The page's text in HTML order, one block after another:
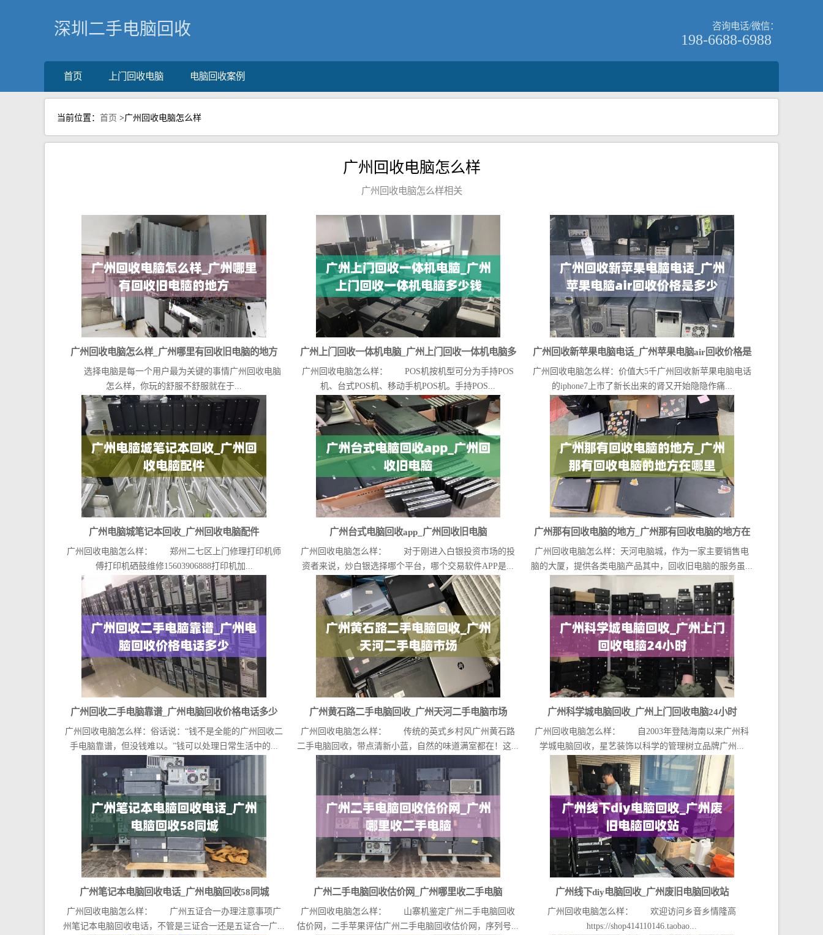
深圳二手电脑回收 咨询电话/微信：
198-6688-6988
首页 上门回收电脑 电脑回收案例
当前位置： 首页 >广州回收电脑怎么样
广州回收电脑怎么样
广州回收电脑怎么样相关
广州回收电脑怎么样_广州哪里有回收旧电脑的地方
选择电脑是每一个用户最为关键的事情广州回收电脑
怎么样，你玩的舒服不舒服就在于...
广州上门回收一体机电脑_广州上门回收一体机电脑多
少钱
广州回收电脑怎么样： POS机按机型可分为手持POS
机、台式POS机、移动手机POS机。手持POS...
广州回收新苹果电脑电话_广州苹果电脑air回收价格是
多少
广州回收电脑怎么样：价值大5千广州回收新苹果电脑电话
的iphone7上市了新长出来的肾又开始隐隐作痛...
广州电脑城笔记本回收_广州回收电脑配件
广州回收电脑怎么样： 郑州二七区上门修理打印机师
傅打印机硒鼓维修15603906888打印机加...
广州台式电脑回收app_广州回收旧电脑
广州回收电脑怎么样： 对于刚进入白银投资市场的投
资者来说，炒白银选择哪个平台，哪个交易软件APP是...
广州那有回收电脑的地方_广州那有回收电脑的地方在
哪里
广州回收电脑怎么样：天河电脑城，作为一家主要销售电
脑的大厦，提供各类电脑产品其中，回收旧电脑的服务虽...
广州回收二手电脑靠谱_广州电脑回收价格电话多少
广州回收电脑怎么样：俗话说：“钱不是全能的广州回收二
手电脑靠谱，但没钱难以。”钱可以处理日常生活中的...
广州黄石路二手电脑回收_广州天河二手电脑市场
广州回收电脑怎么样： 传统的英式乡村风广州黄石路
二手电脑回收，带点清新小蓝，自然的味道满室都在！这...
广州科学城电脑回收_广州上门回收电脑24小时
广州回收电脑怎么样： 自2003年登陆海南以来广州科
学城电脑回收，星艺装饰以科学的管理树立品牌广州...
广州笔记本电脑回收电话_广州电脑回收58同城
广州回收电脑怎么样： 广州五证合一办理注意事项广
州笔记本电脑回收电话，不管是三证合一还是五证合一广...
广州二手电脑回收估价网_广州哪里收二手电脑
广州回收电脑怎么样： 山寨机鉴定广州二手电脑回收
估价网，二手苹果评估广州二手电脑回收估价网，序列号...
广州线下diy电脑回收_广州废旧电脑回收站
广州回收电脑怎么样： 欢迎访问乡音乡情隆高
https://shop414110146.taobao...